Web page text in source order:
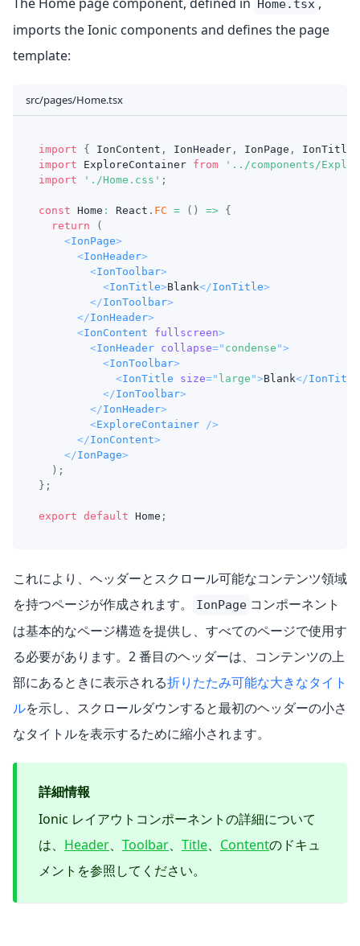
Home.tsx
imports the Ionic components and defines the page
template:
src/pages/Home.tsx
import { IonContent , IonHeader , IonPage , IonTitle
import
ExploreContainer from
'../components/
import
'./Home.css' ;
const Home : React . FC = ( ) => {
return
(
<IonPage>
<IonHeader>
<IonToolbar>
<IonTitle>Blank</IonTitle>
</IonToolbar>
</IonHeader>
<IonContent fullscreen>
<IonHeader collapse=" condense ">
<IonToolbar>
<IonTitle size=" large ">Blank</IonTitle
</IonToolbar>
</IonHeader>
<ExploreContainer />
</IonContent>
</IonPage>
) ;
} ;
export default Home ;
これにより、ヘッダーとスクロール可能なコンテンツ領域
を持つページが作成されます。
IonPage コンポーネント
は基本的なページ構造を提供し、すべてのページで使用す
る必要があります。2 番目のヘッダーは、コンテンツの上
部にあるときに表示される折りたたみ可能な大きなタイト
ルを示し、スクロールダウンすると最初のヘッダーの小さ
なタイトルを表示するために縮小されます。
詳細情報
Ionic レイアウトコンポーネントの詳細について
は、 Header、 Toolbar、 Title、 Contentのドキュ
メントを参照してください。